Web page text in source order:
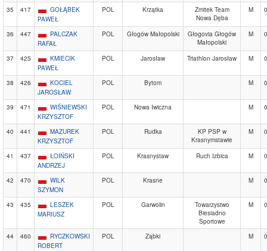
35 417
GOŁĄBEK
PAWEŁ
POL Krzątka
Zmitek Team
Nowa Dęba
M
36 447
PALCZAK
RAFAŁ
POL Głogów Małopolski
Głogovia Głogów
Małopolski
M
37 425
KMIECIK
PAWEŁ
POL Jarosław Triathlon Jarosław M
38 426
KOCIEL
JAROSŁAW
POL Bytom M
39 471
WIŚNIEWSKI
KRZYSZTOF
POL Nowa Iwiczna M
40 441
MAZUREK
KRZYSZTOF
POL Rudka
KP PSP w
Krasnymstawie
M
41 437
ŁOIŃSKI
ANDRZEJ
POL Krasnystaw Ruch Izbica M
42 470
WILK
SZYMON
POL Krasne M
43 435
LESZEK
MARIUSZ
POL Garwolin
Towarzystwo
Biesiadno
Sportowe
M
44 460
RYCZKOWSKI
ROBERT
POL Ząbki M